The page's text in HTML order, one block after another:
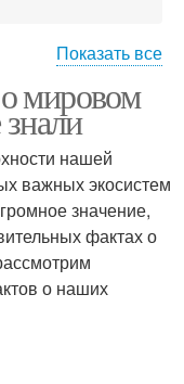
в мировом океане
в тихом океане
Показать все
мировом
нашей
важных экосистем
значение,
фактах о
о наших